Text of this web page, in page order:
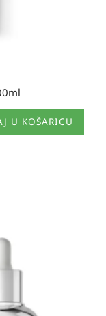
U KOŠARICU